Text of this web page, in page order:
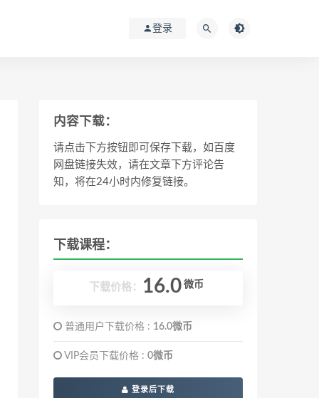
登录
内容下载：
请点击下方按钮即可保存下载，如百度
网盘链接失效，请在文章下方评论告
知，将在24小时内修复链接。
下载课程：
下载价格： 16.0 微币
普通用户下载价格 : 16.0微币
VIP会员下载价格 : 0微币
登录后下载